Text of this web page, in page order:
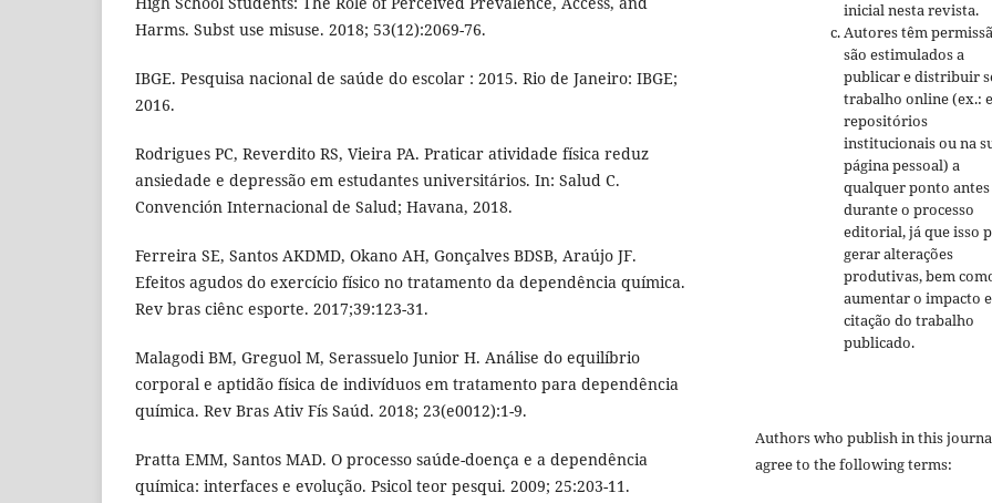
Harms. Subst use misuse. 2018; 53(12):2069-76.
IBGE. Pesquisa nacional de saúde do escolar : 2015. Rio de Janeiro: IBGE;
2016.
Rodrigues PC, Reverdito RS, Vieira PA. Praticar atividade física reduz
ansiedade e depressão em estudantes universitários. In: Salud C.
Convención Internacional de Salud; Havana, 2018.
Ferreira SE, Santos AKDMD, Okano AH, Gonçalves BDSB, Araújo JF.
Efeitos agudos do exercício físico no tratamento da dependência química.
Rev bras ciênc esporte. 2017;39:123-31.
Malagodi BM, Greguol M, Serassuelo Junior H. Análise do equilíbrio
corporal e aptidão física de indivíduos em tratamento para dependência
química. Rev Bras Ativ Fís Saúd. 2018; 23(e0012):1-9.
Pratta EMM, Santos MAD. O processo saúde-doença e a dependência
química: interfaces e evolução. Psicol teor pesqui. 2009; 25:203-11.
inicial nesta revista.
Autores têm
são estimulados a
publicar e distribuir
trabalho online (ex.:
repositórios
institucionais ou na
página pessoal) a
qualquer ponto
durante o processo
editorial, já que isso
gerar alterações
produtivas, bem
aumentar o impacto
citação do trabalho
publicado.
Authors who publish in this
agree to the following terms: